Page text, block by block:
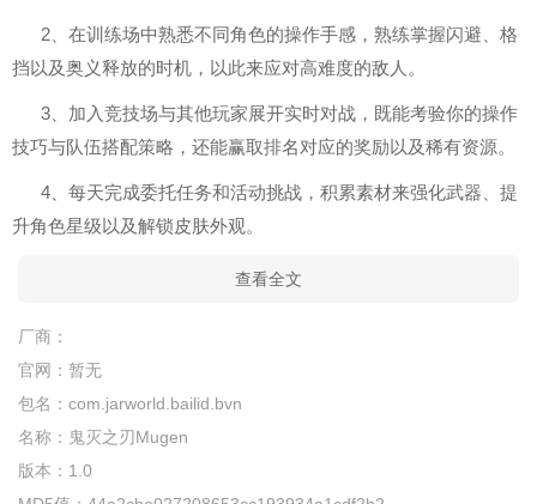
2、在训练场中熟悉不同角色的操作手感，熟练掌握闪避、格
挡以及奥义释放的时机，以此来应对高难度的敌人。
3、加入竞技场与其他玩家展开实时对战，既能考验你的操作
技巧与队伍搭配策略，还能赢取排名对应的奖励以及稀有资源。
4、每天完成委托任务和活动挑战，积累素材来强化武器、提
升角色星级以及解锁皮肤外观。
查看全文
厂商：
官网： 暂无
包名： com.jarworld.bailid.bvn
名称： 鬼灭之刃Mugen
版本： 1.0